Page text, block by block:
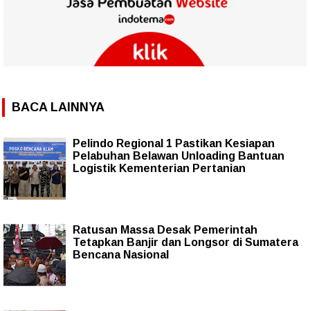
BACA LAINNYA
Pelindo Regional 1 Pastikan Kesiapan
Pelabuhan Belawan Unloading Bantuan
Logistik Kementerian Pertanian
Ratusan Massa Desak Pemerintah
Tetapkan Banjir dan Longsor di Sumatera
Bencana Nasional